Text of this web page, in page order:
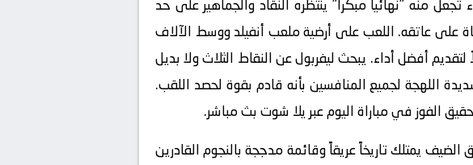
منه "نهائياً مبكراً" ينتظره النقاد والجماهير على حد
على عاتقه. اللعب على أرضية ملعب أنفيلد ووسط الآلاف
أفضل أداء. يبحث ليفربول عن النقاط الثلاث ولا بديل
اللهجة لجميع المنافسين بأنه قادم بقوة لحصد اللقب.
الفوز في مباراة اليوم عبر يلا شوت بث مباشر.
يمتلك تاريخاً عريقاً وقائمة مدججة بالنجوم القادرين